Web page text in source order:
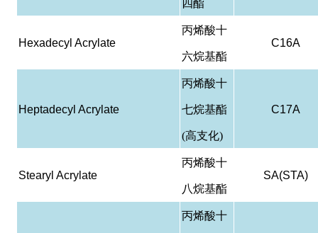
四酯
Hexadecyl Acrylate
丙烯酸十
六烷基酯
C16A
Heptadecyl Acrylate
丙烯酸十
七烷基酯
(高支化)
C17A
Stearyl Acrylate
丙烯酸十
八烷基酯
SA(STA)
丙烯酸十